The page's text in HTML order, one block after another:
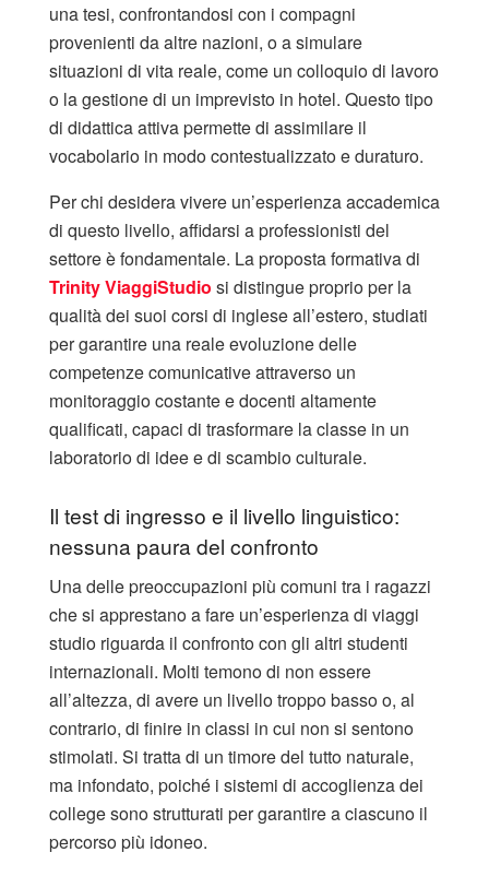
una tesi, confrontandosi con i compagni
provenienti da altre nazioni, o a simulare
situazioni di vita reale, come un colloquio di lavoro
o la gestione di un imprevisto in hotel. Questo tipo
di didattica attiva permette di assimilare il
vocabolario in modo contestualizzato e duraturo.
Per chi desidera vivere un’esperienza accademica
di questo livello, affidarsi a professionisti del
settore è fondamentale. La proposta formativa di
Trinity ViaggiStudio si distingue proprio per la
qualità dei suoi corsi di inglese all’estero, studiati
per garantire una reale evoluzione delle
competenze comunicative attraverso un
monitoraggio costante e docenti altamente
qualificati, capaci di trasformare la classe in un
laboratorio di idee e di scambio culturale.
Il test di ingresso e il livello linguistico:
nessuna paura del confronto
Una delle preoccupazioni più comuni tra i ragazzi
che si apprestano a fare un’esperienza di viaggi
studio riguarda il confronto con gli altri studenti
internazionali. Molti temono di non essere
all’altezza, di avere un livello troppo basso o, al
contrario, di finire in classi in cui non si sentono
stimolati. Si tratta di un timore del tutto naturale,
ma infondato, poiché i sistemi di accoglienza dei
college sono strutturati per garantire a ciascuno il
percorso più idoneo.